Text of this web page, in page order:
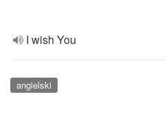
I wish You
angielski